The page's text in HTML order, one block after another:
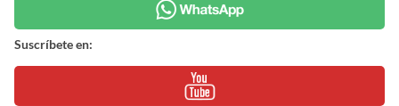
Suscríbete en: